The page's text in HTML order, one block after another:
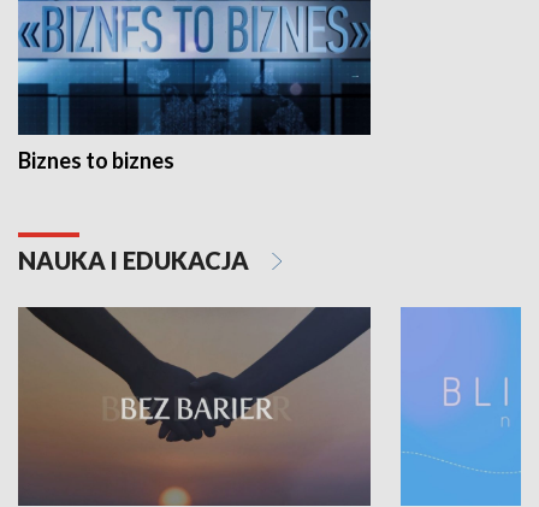
Biznes to biznes
NAUKA I EDUKACJA